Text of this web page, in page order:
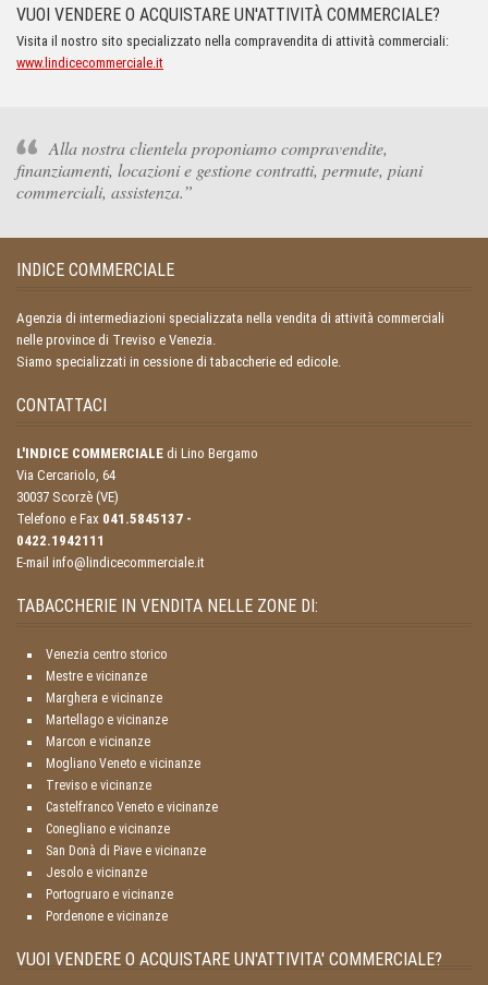
VUOI VENDERE O ACQUISTARE UN'ATTIVITÀ COMMERCIALE?
Visita il nostro sito specializzato nella compravendita di attività commerciali:
www.lindicecommerciale.it
Alla nostra clientela proponiamo compravendite,
finanziamenti, locazioni e gestione contratti, permute, piani
commerciali, assistenza.
INDICE COMMERCIALE
Agenzia di intermediazioni specializzata nella vendita di attività commerciali
nelle province di Treviso e Venezia.
Siamo specializzati in cessione di tabaccherie ed edicole.
CONTATTACI
L'INDICE COMMERCIALE di Lino Bergamo
Via Cercariolo, 64
30037 Scorzè (VE)
Telefono e Fax 041.5845137 -
0422.1942111
E-mail info@lindicecommerciale.it
TABACCHERIE IN VENDITA NELLE ZONE DI:
Venezia centro storico
Mestre e vicinanze
Marghera e vicinanze
Martellago e vicinanze
Marcon e vicinanze
Mogliano Veneto e vicinanze
Treviso e vicinanze
Castelfranco Veneto e vicinanze
Conegliano e vicinanze
San Donà di Piave e vicinanze
Jesolo e vicinanze
Portogruaro e vicinanze
Pordenone e vicinanze
VUOI VENDERE O ACQUISTARE UN'ATTIVITA' COMMERCIALE?